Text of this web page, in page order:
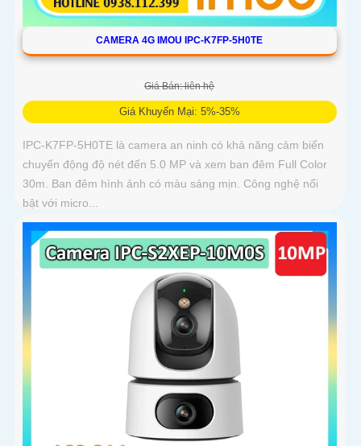
CAMERA 4G IMOU IPC-K7FP-5H0TE
Giá Bán: liên hệ
Giá Khuyến Mại: 5%-35%
IPC-K7FP-5H0TE là camera an ninh có khả năng cảm biến
chuyển động độ nét đến 5.0 MP và xem ban đêm Full Color
30m. Ban đêm hình ảnh có màu sáng mịn. Công nghệ nổi
bật với micro...